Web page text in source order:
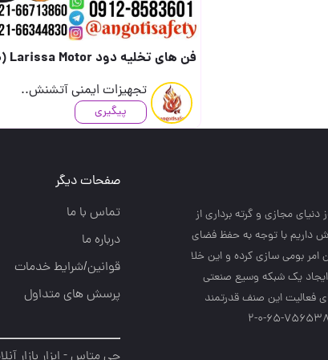
فن های تخلیه دود Larissa Motor (ضد انفجار و جرقه EX )✅ ( موجود در سایز های 8 تا 24..
تجهیزات ایمنی آتشنش..
پیگیری
دنياي مجازي و گرته برداري از
داريم با توجه به حفظ فضاي
امر بومي سازي كرده و اين خلا
ايجاد يك شبكه وسيع صنعتي
فعاليت اين صنف قدرتمند
صفحات دیگر
تماس با ما
درباره ما
قوانین/شرایط خدمات
پرسش های متداول